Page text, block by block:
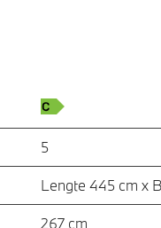
5
Lengte 445 cm x
267 cm